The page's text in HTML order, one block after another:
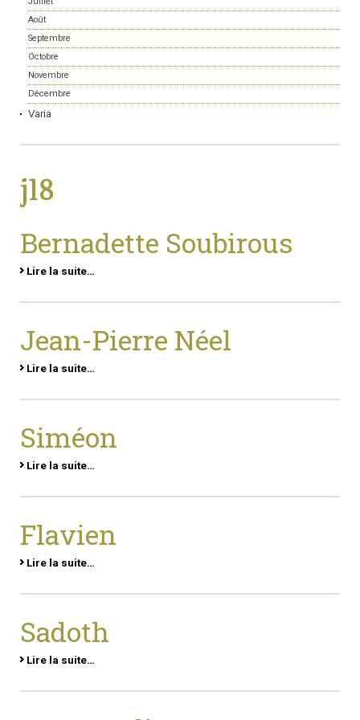
Août
Septembre
Octobre
Novembre
Décembre
Varia
j18
Bernadette Soubirous
Lire la suite…
Jean-Pierre Néel
Lire la suite…
Siméon
Lire la suite…
Flavien
Lire la suite…
Sadoth
Lire la suite…